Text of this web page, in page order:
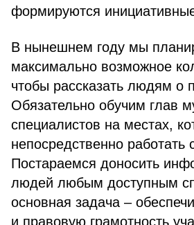
формируются
В нынешнем году мы
максимально возможное
чтобы рассказать людям о
Обязательно обучим глав
специалистов на местах,
непосредственно работать
Постараемся доносить
людей любым доступным
основная задача –
и правовую грамотность